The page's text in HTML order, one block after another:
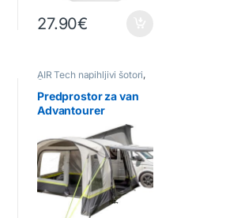
27.90€
AIR Tech napihljivi šotori,
Šotori za kombi vozila
Predprostor za van
Advantourer